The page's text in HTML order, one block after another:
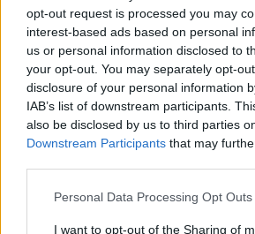
opt-out request is processed you may
interest-based ads based on personal
us or personal information disclosed to
your opt-out. You may separately opt-
disclosure of your personal information
IAB’s list of downstream participants.
also be disclosed by us to third parties
Downstream Participants that may
Please note that this website/app uses
not limited to your visit or usage
Personal Data Processing Opt Outs
I want to opt-out of the Sharing of
színvonalú produkciókkal
akiket a csapat, és én is úgy
mögéjük szívesen odaállunk,
őket a karrierjükben, és el tudjuk
bármilyen színpadon. Amiatt is
Garden Wonder nemzetközi
a konferálás, amit egyébként én
a fellépők is angolul
közönség nagyjából felerészt
vannak Erasmusos diákok,
külföldiek, és szinte mindig
csak nézik a különböző